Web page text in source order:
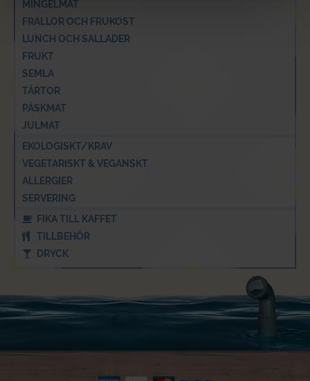
MINGELMAT
FRALLOR OCH FRUKOST
LUNCH OCH SALLADER
FRUKT
SEMLA
TÅRTOR
PÅSKMAT
JULMAT
EKOLOGISKT/KRAV
VEGETARISKT & VEGANSKT
ALLERGIER
SERVERING
FIKA TILL KAFFET
TILLBEHÖR
DRYCK